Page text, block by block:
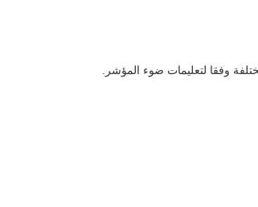
وفقا لتعليمات ضوء المؤشر.